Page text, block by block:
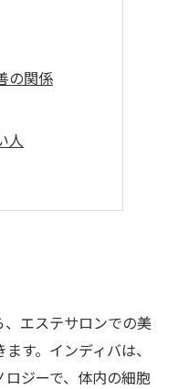
の関係
人
エステサロンでの美
す。インディバは、
ジーで、体内の細胞